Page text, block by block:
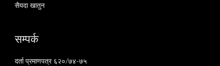
सैयदा खातुन
सम्पर्क
दर्ता प्रमाणपत्र ६२०/७४-७५